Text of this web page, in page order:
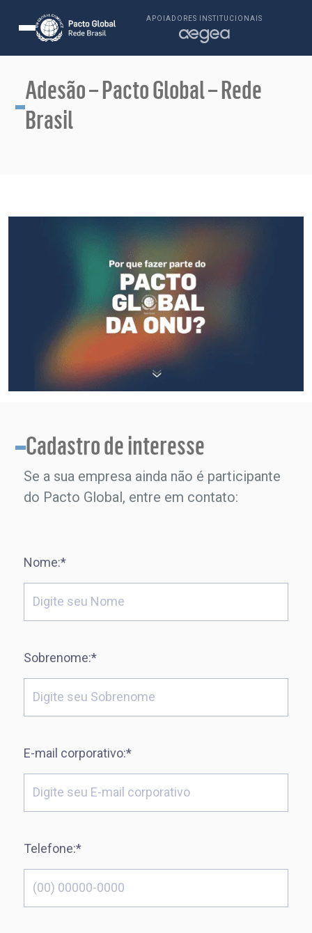
APOIADORES INSTITUCIONAIS
Adesão – Pacto Global – Rede
Brasil
Cadastro de interesse
Se a sua empresa ainda não é participante
do Pacto Global, entre em contato:
Nome:*
Sobrenome:*
E-mail corporativo:*
Telefone:*